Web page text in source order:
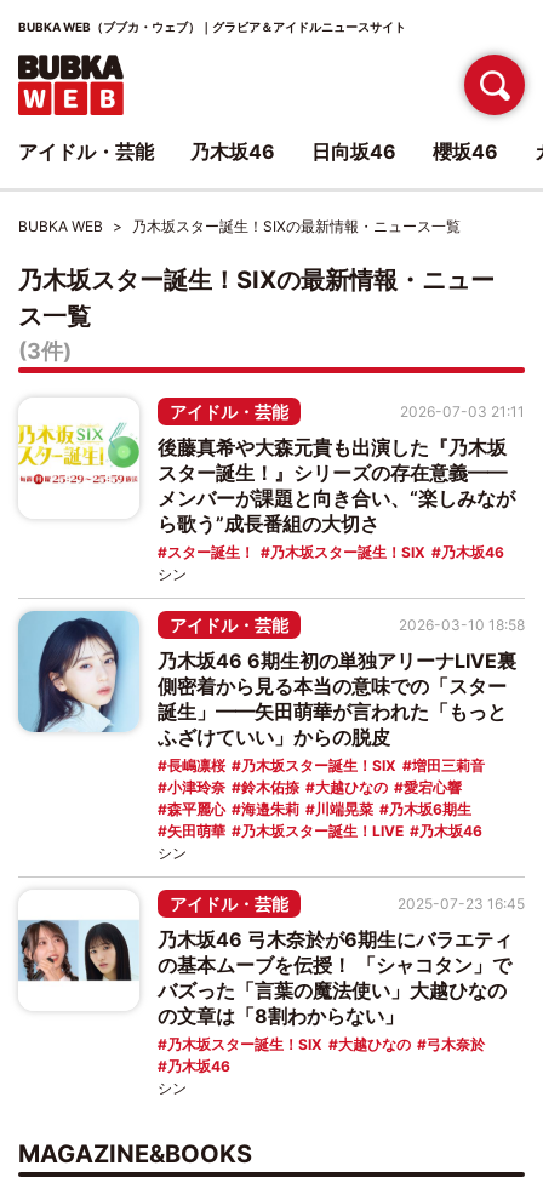
BUBKA WEB（ブブカ・ウェブ）｜グラビア＆アイドルニュースサイト
BUBKA WEB 乃木坂スター誕生！SIXの最新情報・ニュース一覧
乃木坂スター誕生！SIXの最新情報・ニュー
ス一覧
(3件)
アイドル・芸能
後藤真希や大森元貴も出演した『乃木坂
スター誕生！』シリーズの存在意義━━
メンバーが課題と向き合い、“楽しみなが
ら歌う”成長番組の大切さ
スター誕生！ 乃木坂スター誕生！SIX 乃木坂46
2026-07-03 21:11
シン
アイドル・芸能
乃木坂46 6期生初の単独アリーナLIVE裏
側密着から見る本当の意味での「スター
誕生」━━矢田萌華が言われた「もっと
ふざけていい」からの脱皮
長嶋凛桜 乃木坂スター誕生！SIX
増田三莉音
小津玲奈
鈴木佑捺 大越ひなの
愛宕心響
森平麗心
海邉朱莉 川端晃菜
乃木坂6期生
矢田萌華
乃木坂スター誕生！LIVE 乃木坂46
2026-03-10 18:58
シン
アイドル・芸能
乃木坂46 弓木奈於が6期生にバラエティ
の基本ムーブを伝授！ 「シャコタン」で
バズった「言葉の魔法使い」大越ひなの
の文章は「8割わからない」
乃木坂スター誕生！SIX 大越ひなの
弓木奈於
乃木坂46
2025-07-23 16:45
シン
MAGAZINE&BOOKS
アイドル・芸能 乃木坂46 日向坂46 櫻坂46